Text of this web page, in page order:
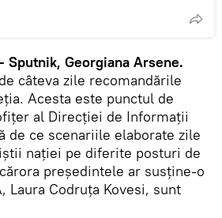
Sputnik, Georgiana Arsene.
câteva zile recomandările
Acesta este punctul de
al Direcţiei de Informaţii
de ce scenariile elaborate zile
naţiei pe diferite posturi de
preşedintele ar susţine-o
Laura Codruţa Kovesi, sunt